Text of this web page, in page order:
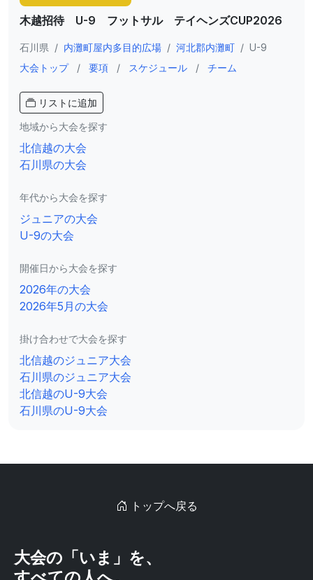
木越招待 U-9 フットサル テイヘンズCUP2026
石川県 / 内灘町屋内多目的広場 / 河北郡内灘町 / U-9
大会トップ
/ 要項 / スケジュール / チーム
リストに追加
地域から大会を探す
北信越の大会
石川県の大会
年代から大会を探す
ジュニアの大会
U-9の大会
開催日から大会を探す
2026年の大会
2026年5月の大会
掛け合わせで大会を探す
北信越のジュニア大会
石川県のジュニア大会
北信越のU-9大会
石川県のU-9大会
トップへ戻る
大会の「いま」を、